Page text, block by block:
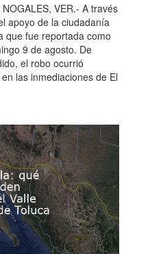
VER.- A través
apoyo de la ciudadanía
que fue reportada como
9 de agosto. De
el robo ocurrió
las inmediaciones de El